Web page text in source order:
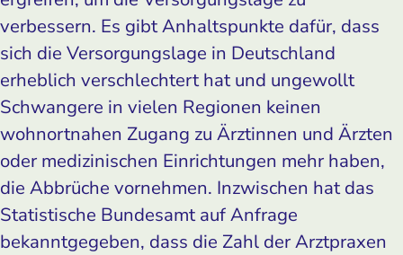
verbessern. Es gibt Anhaltspunkte dafür, dass
sich die Versorgungslage in Deutschland
erheblich verschlechtert hat und ungewollt
Schwangere in vielen Regionen keinen
wohnortnahen Zugang zu Ärztinnen und Ärzten
oder medizinischen Einrichtungen mehr haben,
die Abbrüche vornehmen. Inzwischen hat das
Statistische Bundesamt auf Anfrage
bekanntgegeben, dass die Zahl der Arztpraxen